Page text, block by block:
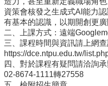
態
行
政
處
室
課
資策會核發之生成式AI能力
有基本的認識，以期開創更廣
二、上課方式：遠端
三、課程時間與資訊請上網查
https://dce.ntpu.edu.tw/
四、對於課程有疑問請洽詢
02-8674-1111轉27558